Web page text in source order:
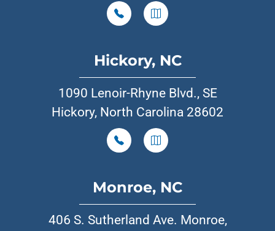
Hickory, NC
1090 Lenoir-Rhyne Blvd., SE
Hickory, North Carolina 28602
Monroe, NC
406 S. Sutherland Ave. Monroe,